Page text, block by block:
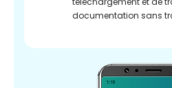
documentation sans